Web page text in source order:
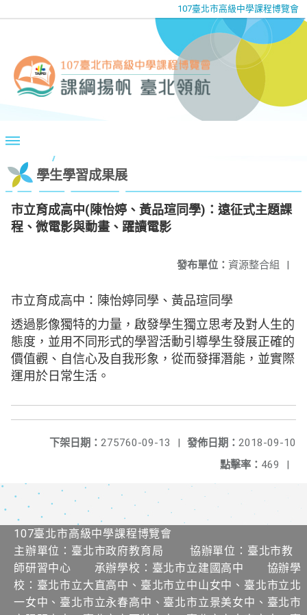
107臺北市高級中學課程博覽會
學生學習成果展
市立育成高中(陳怡婷、黃品瑄同學)：遠征式主題課
程、微電影與動畫、躍讀電影
發布單位： 資源整合組 |
市立育成高中：陳怡婷同學、黃品瑄同學
透過影像獨特的力量，啟發學生獨立思考及對人生的
態度，並用不同形式的學習活動引導學生發展正確的
價值觀、自信心及自我形象，從而發揮潛能，並實際
運用於日常生活。
發佈日期： 2018-09-10
下架日期： 275760-09-13
|
點擊率： 469 |
107臺北市高級中學課程博覽會
主辦單位：臺北市政府教育局 協辦單位：臺北市教
師研習中心 承辦學校：臺北市立建國高中 協辦學
校：臺北市立大直高中、臺北市立中山女中、臺北市立北
一女中、臺北市立永春高中、臺北市立景美女中、臺北市